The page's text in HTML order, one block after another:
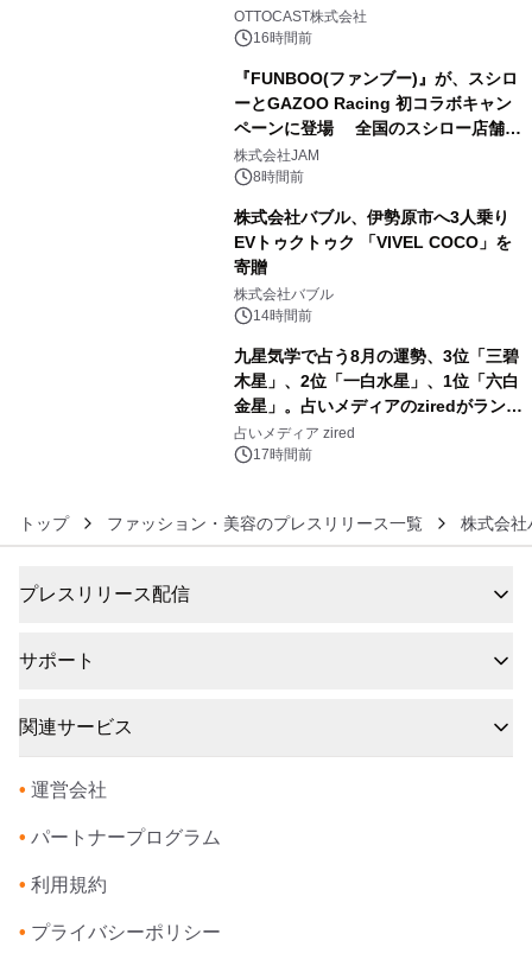
OTTOCAST株式会社
16時間前
『FUNBOO(ファンブー)』が、スシロ
ーとGAZOO Racing 初コラボキャン
ペーンに登場 全国のスシロー店舗で
GR 4車種の FUNBOO(ミニカー)付き
メニューが展開されます
株式会社JAM
8時間前
株式会社バブル、伊勢原市へ3人乗り
EVトゥクトゥク 「VIVEL COCO」を
寄贈
株式会社バブル
14時間前
九星気学で占う8月の運勢、3位「三碧
木星」、2位「一白水星」、1位「六白
金星」。占いメディアのziredがランキ
ングを発表
占いメディア zired
17時間前
トップ ファッション・美容のプレスリリース一覧 株式会社
プレスリリース配信
サポート
関連サービス
• 運営会社
• パートナープログラム
• 利用規約
• プライバシーポリシー